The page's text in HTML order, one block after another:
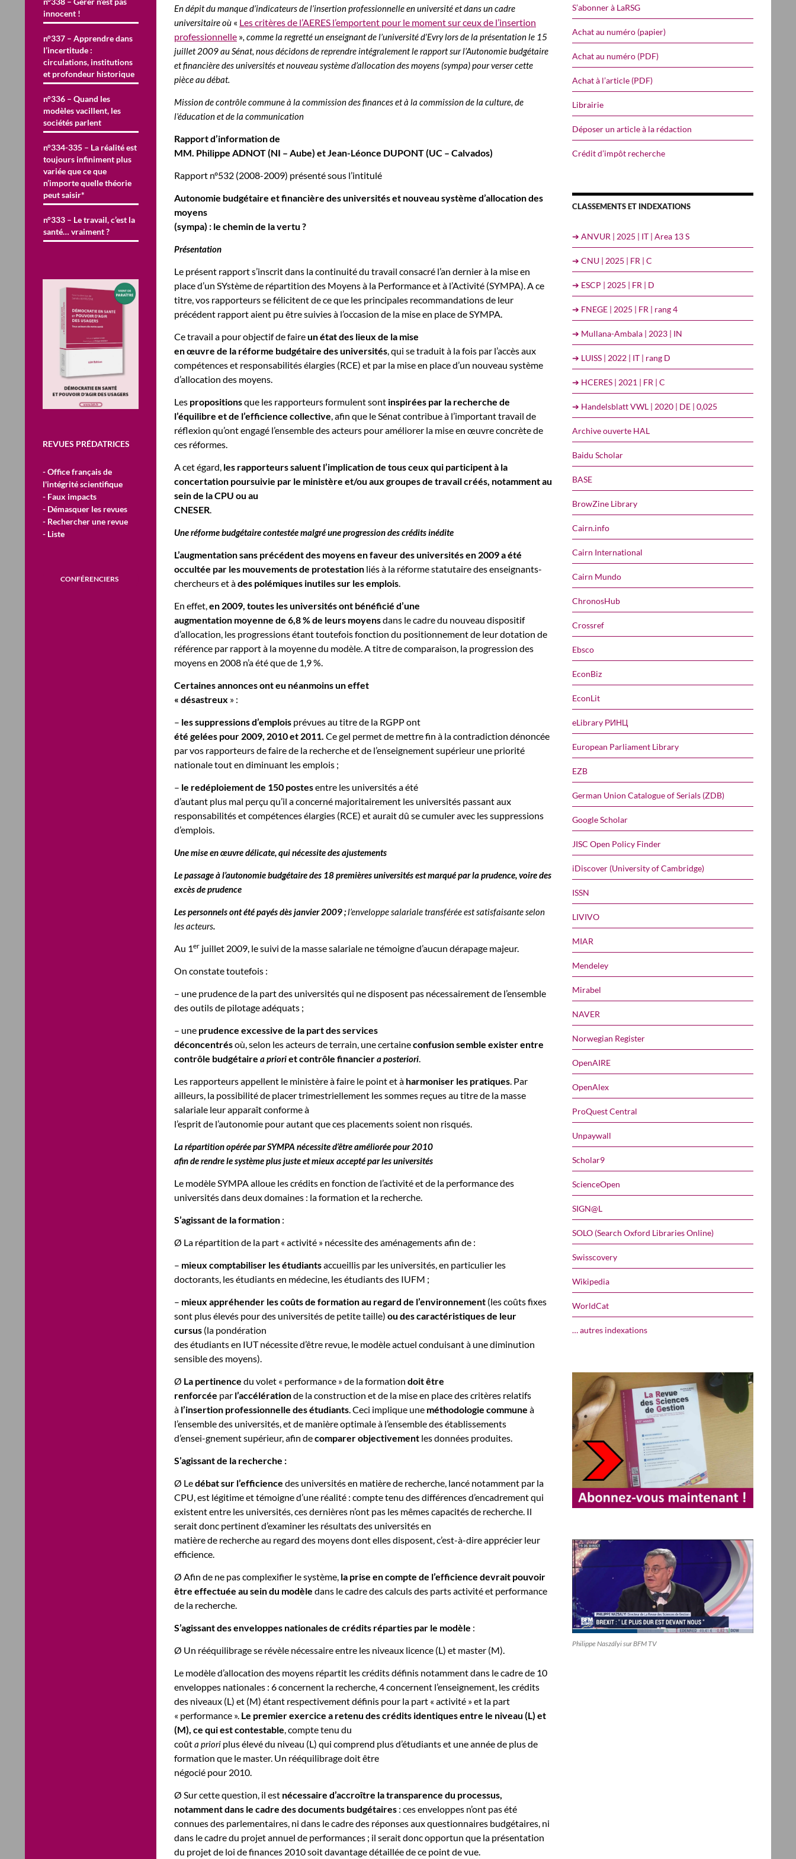
En dépit du manque d’indicateurs de l’insertion professionnelle en université et dans un cadre
universitaire où « Les critères de l’AERES l’emportent pour le moment sur ceux de l’insertion
professionnelle », comme la regretté un enseignant de l’université d’Evry lors de la présentation le 15
juillet 2009 au Sénat, nous décidons de reprendre intégralement le rapportsur l’Autonomie budgétaire
et financière des universités et nouveau système d’allocation des moyens (sympa) pour verser cette
pièce au débat.
Mission de contrôle commune à la commission des finances et à la commission de la culture, de
l’éducation et de la communication
Rapport d’information de
MM. Philippe ADNOT (NI – Aube) et Jean-Léonce DUPONT (UC – Calvados)
Rapport n°532 (2008-2009) présenté sous l’intitulé
Autonomie budgétaire et financière des universités et nouveau système d’allocation des
moyens
(sympa) : le chemin de la vertu ?
Présentation
Le présent rapport s’inscrit dans la continuité du travail consacré l’an dernier à la mise en
place d’un SYstème de répartition des Moyens à la Performance et à l’Activité (SYMPA). A ce
titre, vos rapporteurs se félicitent de ce que les principales recommandations de leur
précédent rapport aient pu être suivies à l’occasion de la mise en place de SYMPA.
Ce travail a pour objectif de faireun état des lieux de la mise
en œuvre de la réforme budgétaire des universités, qui se traduit à la fois par l’accès aux
compétences et responsabilités élargies (RCE) et par la mise en place d’un nouveau système
d’allocation des moyens.
Les propositionsque les rapporteurs formulent sont inspirées par la recherche de
l’équilibre et de l’efficience collective, afin que le Sénat contribue à l’important travail de
réflexion qu’ont engagé l’ensemble des acteurs pour améliorer la mise en œuvre concrète de
ces réformes.
A cet égard, les rapporteurs saluent l’implication de tous ceux qui participent à la
concertation poursuivie par le ministère et/ou aux groupes de travail créés, notamment au
sein de la CPU ou au
CNESER.
Une réforme budgétaire contestée malgré une progression des crédits inédite
L’augmentation sans précédent des moyens en faveur des universités en 2009 a été
occultée par les mouvements de protestation liés à la réforme statutaire des enseignants-
chercheurs et àdes polémiques inutiles sur les emplois.
En effet,en 2009, toutes les universités ont bénéficié d’une
augmentation moyenne de 6,8 % de leurs moyensdans le cadre du nouveau dispositif
d’allocation, les progressions étant toutefois fonction du positionnement de leur dotation de
référence par rapport à la moyenne du modèle. A titre de comparaison, la progression des
moyens en 2008 n’a été que de 1,9 %.
Certaines annonces ont eu néanmoins un effet
« désastreux » :
– les suppressions d’emplois prévues au titre de la RGPP ont
été gelées pour 2009, 2010 et 2011. Ce gel permet de mettre fin à la contradiction dénoncée
par vos rapporteurs de faire de la recherche et de l’enseignement supérieur une priorité
nationale tout en diminuant les emplois ;
– le redéploiement de 150 postesentre les universités a été
d’autant plus mal perçu qu’il a concerné majoritairement les universités passant aux
responsabilités et compétences élargies (RCE) et aurait dû se cumuler avec les suppressions
d’emplois.
Une mise en œuvre délicate, qui nécessite des ajustements
Le passage à l’autonomie budgétaire des 18 premières universités est marqué par la prudence, voire des
excès de prudence
Les personnels ont été payés dès janvier 2009 ;l’enveloppe salariale transférée est satisfaisante selon
les acteurs.
Au 1er juillet 2009, le suivi de la masse salariale ne témoigne d’aucun dérapage majeur.
On constate toutefois :
– une prudence de la part des universités qui ne disposent pas nécessairement de l’ensemble
des outils de pilotage adéquats ;
– une prudence excessive de la part des services
déconcentrésoù, selon les acteurs de terrain, une certaineconfusion semble exister entre
contrôle budgétaire a prioriet contrôle financiera posteriori.
Les rapporteurs appellent le ministère à faire le point et à harmoniser les pratiques. Par
ailleurs, la possibilité de placer trimestriellement les sommes reçues au titre de la masse
salariale leur apparaît conforme à
l’esprit de l’autonomie pour autant que ces placements soient non risqués.
La répartition opérée par SYMPA nécessite d’être améliorée pour 2010
afin de rendre le système plus juste et mieux accepté par les universités
Le modèle SYMPA alloue les crédits en fonction de l’activité et de la performance des
universités dans deux domaines : la formation et la recherche.
S’agissant de la formation :
Ø La répartition de la part « activité » nécessite des aménagements afin de :
– mieux comptabiliser les étudiantsaccueillis par les universités, en particulier les
doctorants, les étudiants en médecine, les étudiants des IUFM ;
– mieux appréhender les coûts de formation au regard de l’environnement (les coûts fixes
sont plus élevés pour des universités de petite taille) ou des caractéristiques de leur
cursus (la pondération
des étudiants en IUT nécessite d’être revue, le modèle actuel conduisant à une diminution
sensible des moyens).
Ø La pertinence du volet « performance » de la formation doit être
renforcée par l’accélérationde la construction et de la mise en place des critères relatifs
à l’insertion professionnelle des étudiants. Ceci implique une méthodologie commune à
l’ensemble des universités, et de manière optimale à l’ensemble des établissements
d’ensei-gnement supérieur, afin decomparer objectivement les données produites.
S’agissant de la recherche :
Ø Ledébat sur l’efficience des universités en matière de recherche, lancé notamment par la
CPU, est légitime et témoigne d’une réalité : compte tenu des différences d’encadrement qui
existent entre les universités, ces dernières n’ont pas les mêmes capacités de recherche. Il
serait donc pertinent d’examiner les résultats des universités en
matière de recherche au regard des moyens dont elles disposent, c’est-à-dire apprécier leur
efficience.
Ø Afin de ne pas complexifier le système, la prise en compte de l’efficience devrait pouvoir
être effectuée au sein du modèle dans le cadre des calculs des parts activité et performance
de la recherche.
S’agissant des enveloppes nationales de crédits réparties par le modèle :
Ø Un rééquilibrage se révèle nécessaire entre les niveaux licence (L) et master (M).
Le modèle d’allocation des moyens répartit les crédits définis notamment dans le cadre de 10
enveloppes nationales : 6 concernent la recherche, 4 concernent l’enseignement, les crédits
des niveaux (L) et (M) étant respectivement définis pour la part « activité » et la part
« performance ». Le premier exercice a retenu des crédits identiques entre le niveau (L) et
(M), ce qui est contestable, compte tenu du
coûta priori plus élevé du niveau (L) qui comprend plus d’étudiants et une année de plus de
formation que le master. Un rééquilibrage doit être
négocié pour 2010.
Ø Sur cette question, il est nécessaire d’accroître la transparence du processus,
notamment dans le cadre des documents budgétaires : ces enveloppes n’ont pas été
connues des parlementaires, ni dans le cadre des réponses aux questionnaires budgétaires, ni
dans le cadre du projet annuel de performances ; il serait donc opportun que la présentation
du projet de loi de finances 2010 soit davantage détaillée de ce point de vue.
S’abonner à LaRSG
Achat au numéro (papier)
Achat au numéro (PDF)
Achat à l’article (PDF)
Librairie
Déposer un article à la rédaction
Crédit d’impôt recherche
CLASSEMENTS ET INDEXATIONS
➔ ANVUR | 2025 | IT | Area 13 S
➔ CNU | 2025 | FR | C
➔ ESCP | 2025 | FR | D
➔ FNEGE | 2025 | FR | rang 4
➔ Mullana-Ambala | 2023 | IN
➔ LUISS | 2022 | IT | rang D
➔ HCERES | 2021 | FR | C
➔ Handelsblatt VWL | 2020 | DE | 0,025
Archive ouverte HAL
Baidu Scholar
BASE
BrowZine Library
Cairn.info
Cairn International
Cairn Mundo
ChronosHub
Crossref
Ebsco
EconBiz
EconLit
eLibrary РИНЦ
European Parliament Library
EZB
German Union Catalogue of Serials (ZDB)
Google Scholar
JISC Open Policy Finder
iDiscover (University of Cambridge)
ISSN
LIVIVO
MIAR
Mendeley
Mirabel
NAVER
Norwegian Register
OpenAIRE
OpenAlex
ProQuest Central
Unpaywall
Scholar9
ScienceOpen
SIGN@L
SOLO (Search Oxford Libraries Online)
Swisscovery
Wikipedia
WorldCat
… autres indexations
Philippe Naszályi sur BFM TV
innocent !
n°337 – Apprendre dans
l’incertitude :
circulations, institutions
et profondeur historique
n°336 – Quand les
modèles vacillent, les
sociétés parlent
n°334-335 – La réalité est
toujours infiniment plus
variée que ce que
n’importe quelle théorie
peut saisir*
n°333 – Le travail, c’est la
santé… vraiment ?
REVUES PRÉDATRICES
- Office français de
l'intégrité scientifique
- Faux impacts
- Démasquer les revues
- Rechercher une revue
- Liste
CONFÉRENCIERS